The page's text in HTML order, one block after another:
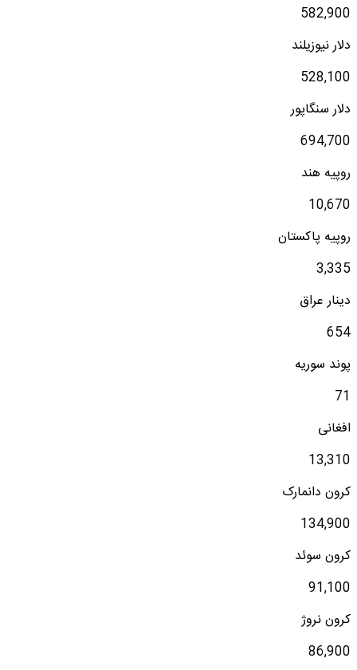
582,900
دلار نیوزیلند
528,100
دلار سنگاپور
694,700
روپیه هند
10,670
روپیه پاکستان
3,335
دینار عراق
654
پوند سوریه
71
افغانی
13,310
کرون دانمارک
134,900
کرون سوئد
91,100
کرون نروژ
86,900